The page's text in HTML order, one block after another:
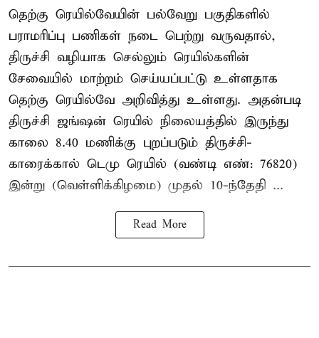
தெற்கு ரெயில்வேயின் பல்வேறு பகுதிகளில்
பராமரிப்பு பணிகள் நடை பெற்று வருவதால்,
திருச்சி வழியாக செல்லும் ரெயில்களின்
சேவையில் மாற்றம் செய்யப்பட்டு உள்ளதாக
தெற்கு ரெயில்வே அறிவித்து உள்ளது. அதன்படி
திருச்சி ஜங்ஷன் ரெயில் நிலையத்தில் இருந்து
காலை 8.40 மணிக்கு புறப்படும் திருச்சி-
காரைக்கால் டெமு ரெயில் (வண்டி எண்: 76820)
இன்று (வெள்ளிக்கிழமை) முதல் 10-ந்தேதி ...
Read More